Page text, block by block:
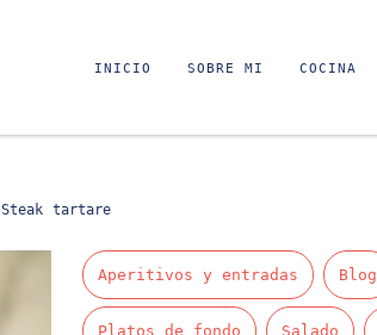
INICIO SOBRE MI COCINA
Steak tartare
Aperitivos y entradas Blog
Platos de fondo Salado